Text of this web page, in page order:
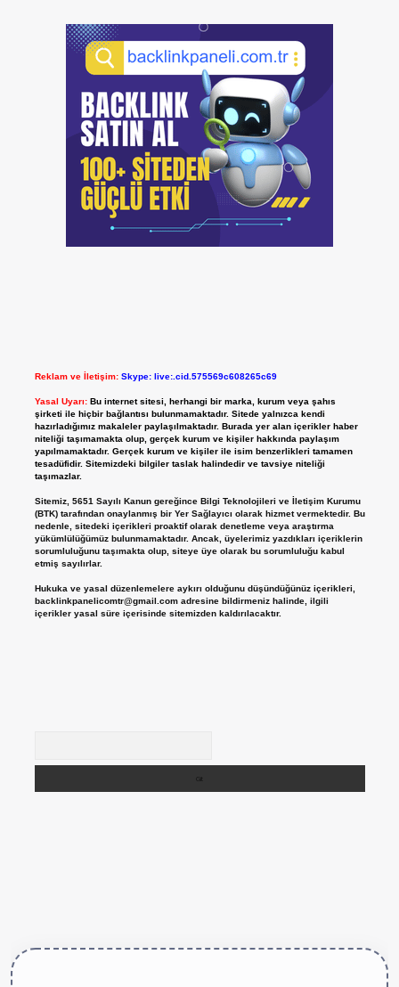
Reklam ve İletişim: Skype: live:.cid.575569c608265c69
Yasal Uyarı: Bu internet sitesi, herhangi bir marka, kurum veya şahıs
şirketi ile hiçbir bağlantısı bulunmamaktadır. Sitede yalnızca kendi
hazırladığımız makaleler paylaşılmaktadır. Burada yer alan içerikler haber
niteliği taşımamakta olup, gerçek kurum ve kişiler hakkında paylaşım
yapılmamaktadır. Gerçek kurum ve kişiler ile isim benzerlikleri tamamen
tesadüfidir. Sitemizdeki bilgiler taslak halindedir ve tavsiye niteliği
taşımazlar.
Sitemiz, 5651 Sayılı Kanun gereğince Bilgi Teknolojileri ve İletişim Kurumu
(BTK) tarafından onaylanmış bir Yer Sağlayıcı olarak hizmet vermektedir. Bu
nedenle, sitedeki içerikleri proaktif olarak denetleme veya araştırma
yükümlülüğümüz bulunmamaktadır. Ancak, üyelerimiz yazdıkları içeriklerin
sorumluluğunu taşımakta olup, siteye üye olarak bu sorumluluğu kabul
etmiş sayılırlar.
Hukuka ve yasal düzenlemelere aykırı olduğunu düşündüğünüz içerikleri,
backlinkpanelicomtr@gmail.comadresine bildirmeniz halinde, ilgili
içerikler yasal süre içerisinde sitemizden kaldırılacaktır.